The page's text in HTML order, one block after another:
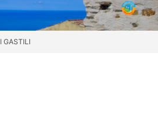
I GASTILI